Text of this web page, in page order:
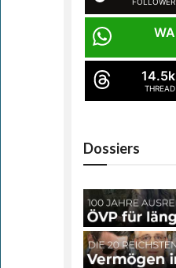
WA
14.5k
THREAD
Dossiers